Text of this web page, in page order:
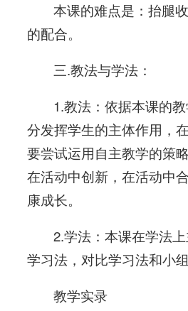
本课的难点是：抬腿
的配合。
三.教法与学法：
1.教法：依据本课的
分发挥学生的主体作用，
要尝试运用自主教学的策
在活动中创新，在活动中
康成长。
2.学法：本课在学法
学习法，对比学习法和小
教学实录